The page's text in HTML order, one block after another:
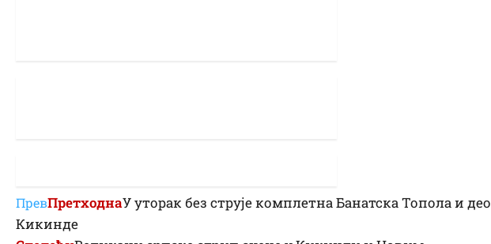
ПревПретходнаУ уторак без струје комплетна Банатска Топола и део
Кикинде